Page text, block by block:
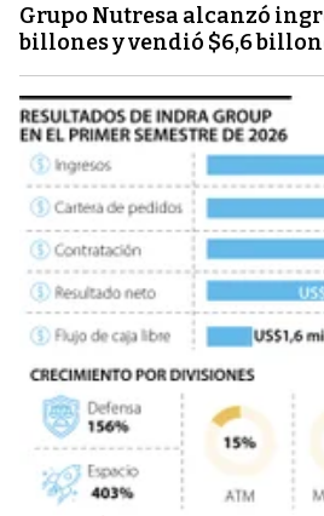
Grupo Nutresa alcanzó
billones y vendió $6,6